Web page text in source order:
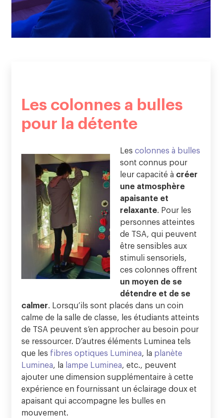
Les colonnes a bulles
pour la détente
Lescolonnes à bulles
sont connus pour
leur capacité à créer
une atmosphère
apaisante et
relaxante. Pour les
personnes atteintes
de TSA, qui peuvent
être sensibles aux
stimuli sensoriels,
ces colonnes offrent
un moyen de se
détendre et de se
calmer. Lorsqu’ils sont placés dans un coin
calme de la salle de classe, les étudiants atteints
de TSA peuvent s’en approcher au besoin pour
se ressourcer. D’autres éléments Luminea tels
que les fibres optiques Luminea, la planète
Luminea, la lampe Luminea, etc., peuvent
ajouter une dimension supplémentaire à cette
expérience en fournissant un éclairage doux et
apaisant qui accompagne les bulles en
mouvement.